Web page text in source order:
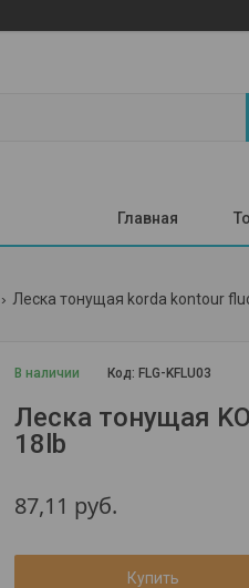
Главная
Леска тонущая korda kontour
В наличии Код: FLG-KFLU03
Леска тонущая
18lb
87,11 руб.
Купить